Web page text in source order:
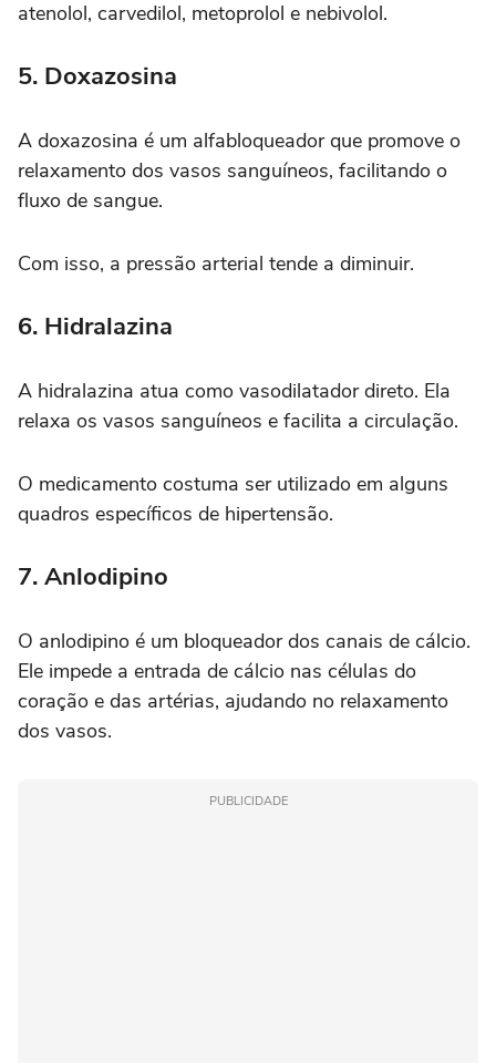
atenolol, carvedilol, metoprolol e nebivolol.
5. Doxazosina
A doxazosina é um alfabloqueador que promove o
relaxamento dos vasos sanguíneos, facilitando o
fluxo de sangue.
Com isso, a pressão arterial tende a diminuir.
6. Hidralazina
A hidralazina atua como vasodilatador direto. Ela
relaxa os vasos sanguíneos e facilita a circulação.
O medicamento costuma ser utilizado em alguns
quadros específicos de hipertensão.
7. Anlodipino
O anlodipino é um bloqueador dos canais de cálcio.
Ele impede a entrada de cálcio nas células do
coração e das artérias, ajudando no relaxamento
dos vasos.
PUBLICIDADE